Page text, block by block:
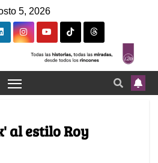
5, 2026
al estilo Roy